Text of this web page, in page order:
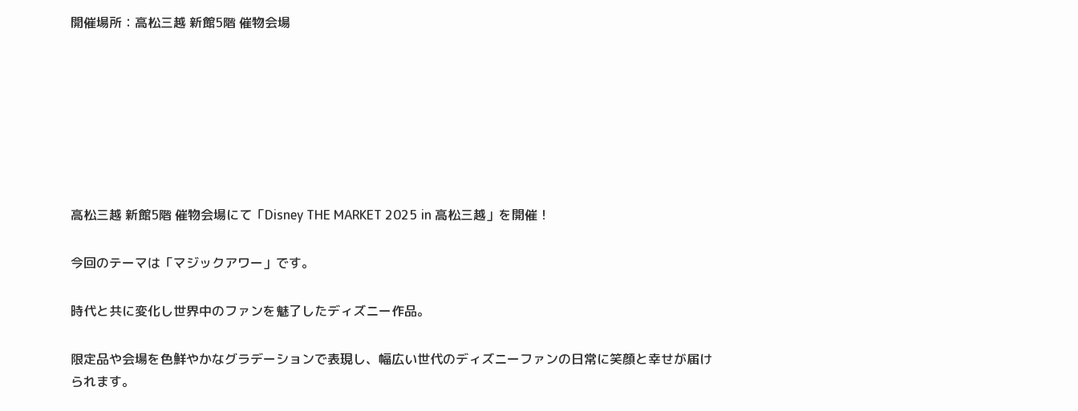
開催場所：高松三越 新館5階 催物会場
高松三越 新館5階 催物会場にて「Disney THE MARKET 2025 in 高松三越」を開催！
今回のテーマは「マジックアワー」です。
時代と共に変化し世界中のファンを魅了したディズニー作品。
限定品や会場を色鮮やかなグラデーションで表現し、幅広い世代のディズニーファンの日常に笑顔と幸せが届け
られます。